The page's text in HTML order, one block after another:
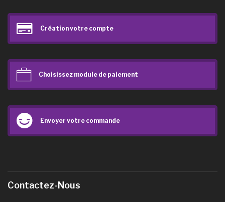
Création votre compte
Choisissez module de paiement
Envoyer votre commande
Contactez-Nous